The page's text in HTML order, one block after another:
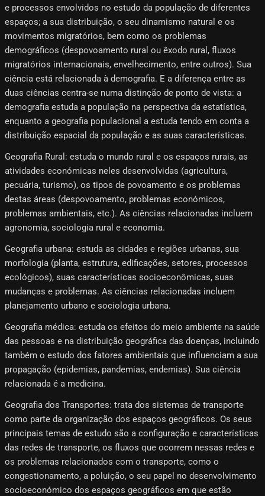
e processos envolvidos no estudo da população de diferentes
espaços; a sua distribuição, o seu dinamismo natural e os
movimentos migratórios, bem como os problemas
demográficos (despovoamento rural ou êxodo rural, fluxos
migratórios internacionais, envelhecimento, entre outros). Sua
ciência está relacionada à demografia. E a diferença entre as
duas ciências centra-se numa distinção de ponto de vista: a
demografia estuda a população na perspectiva da estatística,
enquanto a geografia populacional a estuda tendo em conta a
distribuição espacial da população e as suas características.
Geografia Rural: estuda o mundo rural e os espaços rurais, as
atividades económicas neles desenvolvidas (agricultura,
pecuária, turismo), os tipos de povoamento e os problemas
destas áreas (despovoamento, problemas económicos,
problemas ambientais, etc.). As ciências relacionadas incluem
agronomia, sociologia rural e economia.
Geografia urbana: estuda as cidades e regiões urbanas, sua
morfologia (planta, estrutura, edificações, setores, processos
ecológicos), suas características socioeconômicas, suas
mudanças e problemas. As ciências relacionadas incluem
planejamento urbano e sociologia urbana.
Geografia médica: estuda os efeitos do meio ambiente na saúde
das pessoas e na distribuição geográfica das doenças, incluindo
também o estudo dos fatores ambientais que influenciam a sua
propagação (epidemias, pandemias, endemias). Sua ciência
relacionada é a medicina.
Geografia dos Transportes: trata dos sistemas de transporte
como parte da organização dos espaços geográficos. Os seus
principais temas de estudo são a configuração e características
das redes de transporte, os fluxos que ocorrem nessas redes e
os problemas relacionados com o transporte, como o
congestionamento, a poluição, o seu papel no desenvolvimento
socioeconómico dos espaços geográficos em que estão